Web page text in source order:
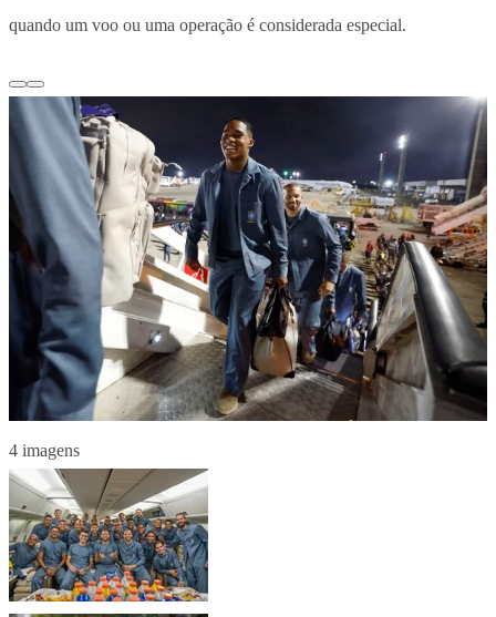
quando um voo ou uma operação é considerada especial.
4 imagens